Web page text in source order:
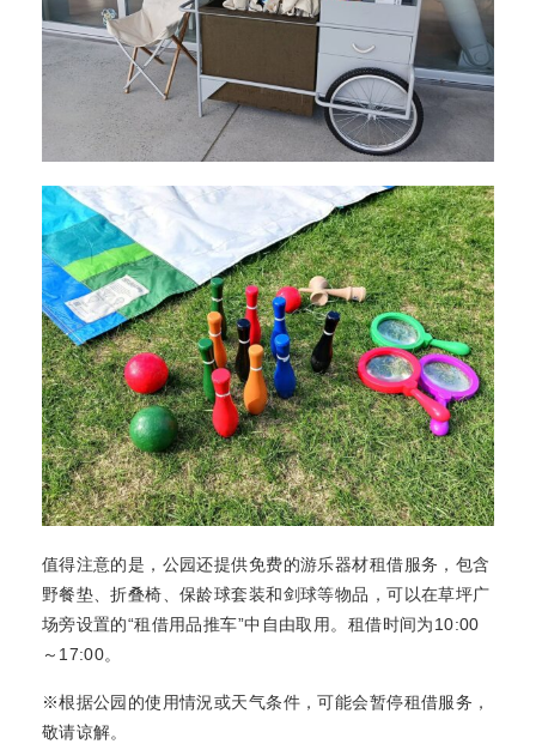
值得注意的是，公园还提供免费的游乐器材租借服务，包含
野餐垫、折叠椅、保龄球套装和剑球等物品，可以在草坪广
场旁设置的“租借用品推车”中自由取用。租借时间为10:00
～17:00。
※根据公园的使用情況或天气条件，可能会暂停租借服务，
敬请谅解。